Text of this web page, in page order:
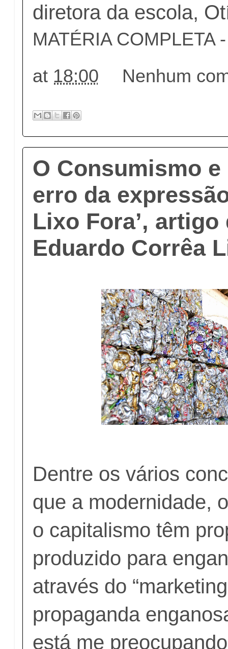
diretora da escola,
MATÉRIA COMPLETA
at 18:00 Nenhum
O Consumismo
erro da
Lixo Fora’, artigo
Eduardo Corrêa
Dentre os vários
que a modernidade,
o capitalismo têm
produzido para
através do
propaganda
está me